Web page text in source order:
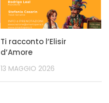
Ti racconto l’Elisir
d’Amore
13 MAGGIO 2026